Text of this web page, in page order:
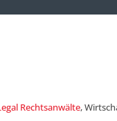
Rechtsanwälte,